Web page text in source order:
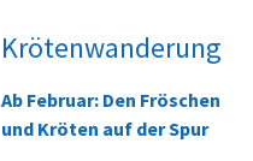
Krötenwanderung
Ab Februar: Den Fröschen
und Kröten auf der Spur